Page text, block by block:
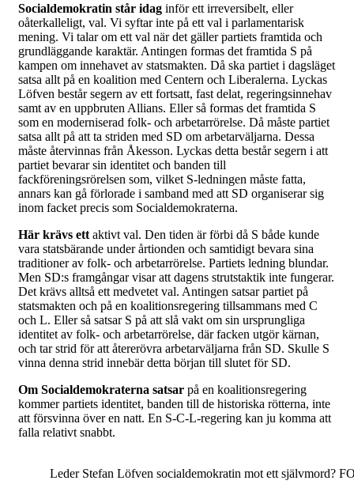
Socialdemokratin står idag inför ett irreversibelt, eller
oåterkalleligt, val. Vi syftar inte på ett val i parlamentarisk
mening. Vi talar om ett val när det gäller partiets framtida och
grundläggande karaktär. Antingen formas det framtida S på
kampen om innehavet av statsmakten. Då ska partiet i dagsläget
satsa allt på en koalition med Centern och Liberalerna. Lyckas
Löfven består segern av ett fortsatt, fast delat, regeringsinnehav
samt av en uppbruten Allians. Eller så formas det framtida S
som en moderniserad folk- och arbetarrörelse. Då måste partiet
satsa allt på att ta striden med SD om arbetarväljarna. Dessa
måste återvinnas från Åkesson. Lyckas detta består segern i att
partiet bevarar sin identitet och banden till
fackföreningsrörelsen som, vilket S-ledningen måste fatta,
annars kan gå förlorade i samband med att SD organiserar sig
inom facket precis som Socialdemokraterna.
Här krävs ett aktivt val. Den tiden är förbi då S både kunde
vara statsbärande under årtionden och samtidigt bevara sina
traditioner av folk- och arbetarrörelse. Partiets ledning blundar.
Men SD:s framgångar visar att dagens strutstaktik inte fungerar.
Det krävs alltså ett medvetet val. Antingen satsar partiet på
statsmakten och på en koalitionsregering tillsammans med C
och L. Eller så satsar S på att slå vakt om sin ursprungliga
identitet av folk- och arbetarrörelse, där facken utgör kärnan,
och tar strid för att återerövra arbetarväljarna från SD. Skulle S
vinna denna strid innebär detta början till slutet för SD.
Om Socialdemokraterna satsar på en koalitionsregering
kommer partiets identitet, banden till de historiska rötterna, inte
att försvinna över en natt. En S-C-L-regering kan ju komma att
falla relativt snabbt.
Leder Stefan Löfven socialdemokratin mot ett självmord?